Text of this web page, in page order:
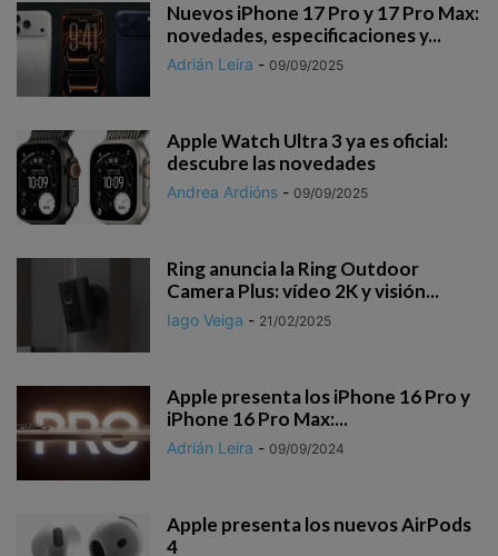
Nuevos iPhone 17 Pro y 17 Pro Max:
novedades, especificaciones y...
Adrián Leira - 09/09/2025
Apple Watch Ultra 3 ya es oficial:
descubre las novedades
Andrea Ardións - 09/09/2025
Ring anuncia la Ring Outdoor
Camera Plus: vídeo 2K y visión...
Iago Veiga - 21/02/2025
Apple presenta los iPhone 16 Pro y
iPhone 16 Pro Max:...
Adrián Leira - 09/09/2024
Apple presenta los nuevos AirPods
4